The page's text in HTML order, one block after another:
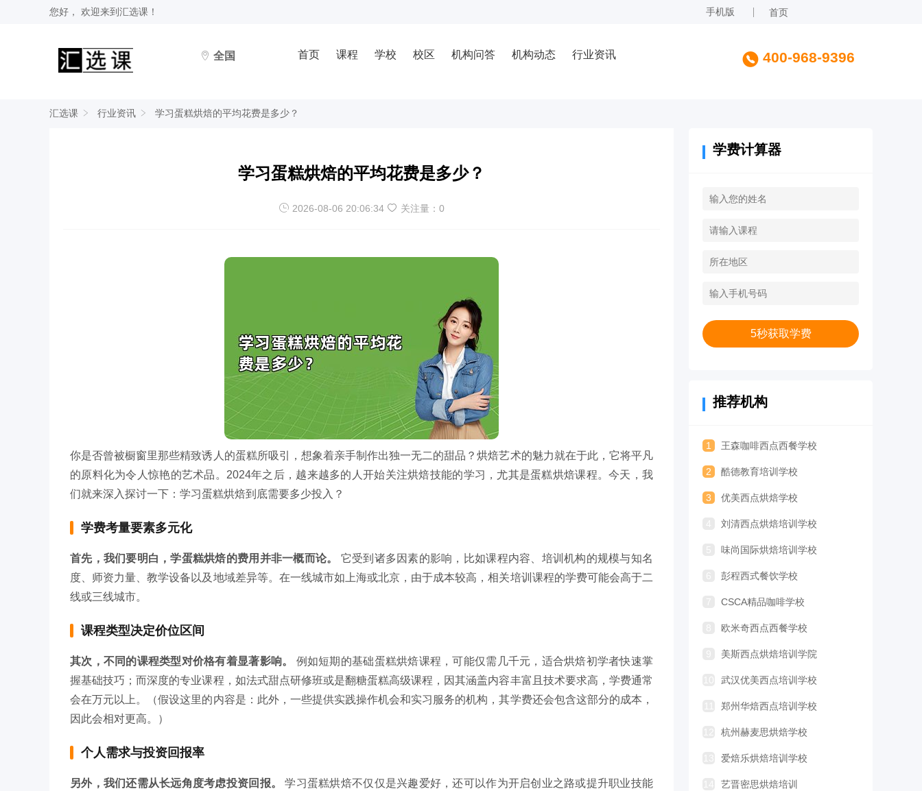
您好， 欢迎来到 汇选课 ！ 手机版 首页
全国 首页 课程 学校 校区 机构问答 机构动态 行业资讯 400-968-9396
汇选课 行业资讯 学习蛋糕烘焙的平均花费是多少？
学习蛋糕烘焙的平均花费是多少？
2026-08-06 20:06:34 关注量： 0
你是否曾被橱窗里那些精致诱人的蛋糕所吸引，想象着亲手制作出独一无二的甜品？烘焙艺术的魅力就在于此，它将平凡
的原料化为令人惊艳的艺术品。2024年之后，越来越多的人开始关注烘焙技能的学习，尤其是蛋糕烘焙课程。今天，我
们就来深入探讨一下：学习蛋糕烘焙到底需要多少投入？
学费考量要素多元化
首先，我们要明白，学蛋糕烘焙的费用并非一概而论。
它受到诸多因素的影响，比如课程内容、培训机构的规模与知名
度、师资力量、教学设备以及地域差异等。在一线城市如上海或北京，由于成本较高，相关培训课程的学费可能会高于二
线或三线城市。
课程类型决定价位区间
其次，不同的课程类型对价格有着显著影响。
例如短期的基础蛋糕烘焙课程，可能仅需几千元，适合烘焙初学者快速掌
握基础技巧；而深度的专业课程，如法式甜点研修班或是翻糖蛋糕高级课程，因其涵盖内容丰富且技术要求高，学费通常
会在万元以上。（假设这里的内容是：此外，一些提供实践操作机会和实习服务的机构，其学费还会包含这部分的成本，
因此会相对更高。）
个人需求与投资回报率
另外，我们还需从长远角度考虑投资回报。
学习蛋糕烘焙不仅仅是兴趣爱好，还可以作为开启创业之路或提升职业技能
学费计算器
5秒获取学费
推荐机构
1 王森咖啡西点西餐学校
2 酷德教育培训学校
3 优美西点烘焙学校
刘清西点烘焙培训学校
味尚国际烘焙培训学校
彭程西式餐饮学校
CSCA精品咖啡学校
欧米奇西点西餐学校
美斯西点烘焙培训学院
武汉优美西点培训学校
郑州华焙西点培训学校
杭州赫麦思烘焙学校
爱焙乐烘焙培训学校
艺晋密思烘焙培训